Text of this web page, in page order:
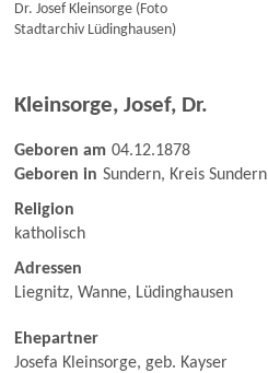
Dr. Josef Kleinsorge (Foto
Stadtarchiv Lüdinghausen)
Kleinsorge, Josef, Dr.
Geboren am 04.12.1878
Geboren in Sundern, Kreis Sundern
Religion
katholisch
Adressen
Liegnitz, Wanne, Lüdinghausen
Ehepartner
Josefa Kleinsorge, geb. Kayser